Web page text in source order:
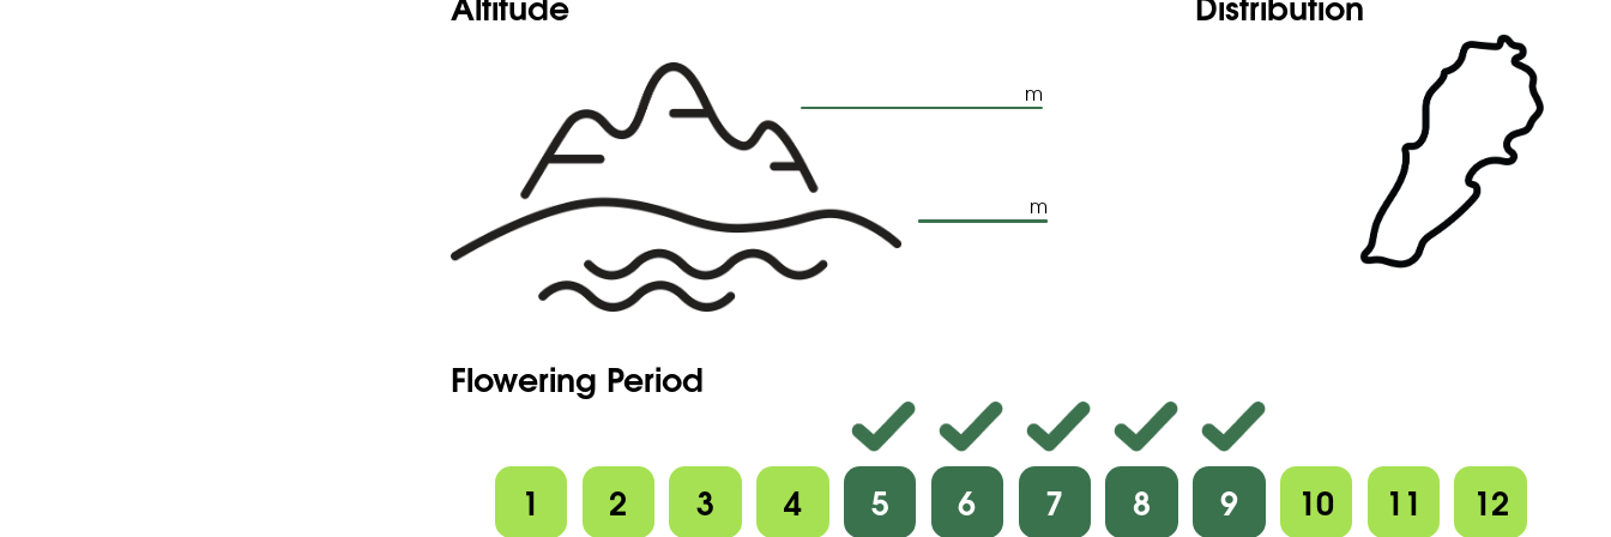
m
m
Flowering Period
1 2 3 4 5 6 7 8 9 10 11 12